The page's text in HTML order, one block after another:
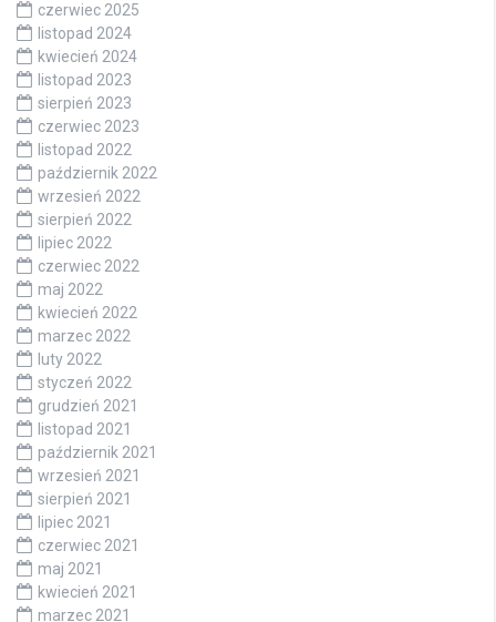
czerwiec 2025
listopad 2024
kwiecień 2024
listopad 2023
sierpień 2023
czerwiec 2023
listopad 2022
październik 2022
wrzesień 2022
sierpień 2022
lipiec 2022
czerwiec 2022
maj 2022
kwiecień 2022
marzec 2022
luty 2022
styczeń 2022
grudzień 2021
listopad 2021
październik 2021
wrzesień 2021
sierpień 2021
lipiec 2021
czerwiec 2021
maj 2021
kwiecień 2021
marzec 2021